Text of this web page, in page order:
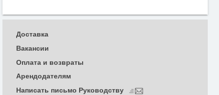
Доставка
Вакансии
Оплата и возвраты
Арендодателям
Написать письмо Руководству